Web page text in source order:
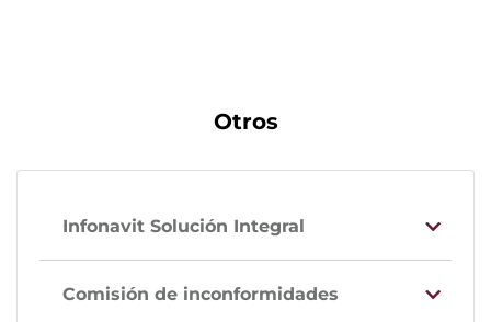
Otros
Infonavit Solución Integral
Comisión de inconformidades